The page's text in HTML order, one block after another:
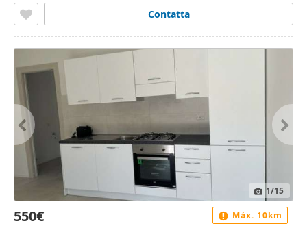
Contatta
1/15
550€ Máx. 10km